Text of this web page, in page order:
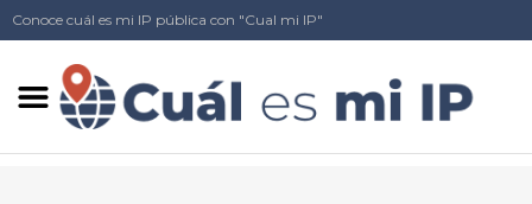
Conoce cuál es mi IP pública con "Cual mi IP"